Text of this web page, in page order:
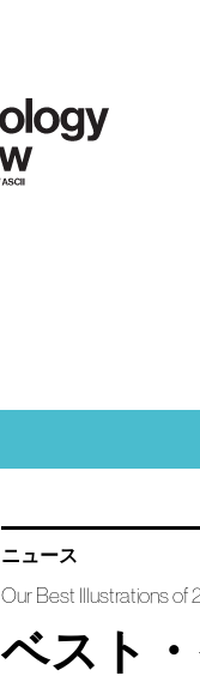
ニュース
Our Best Illustrations of
ベスト